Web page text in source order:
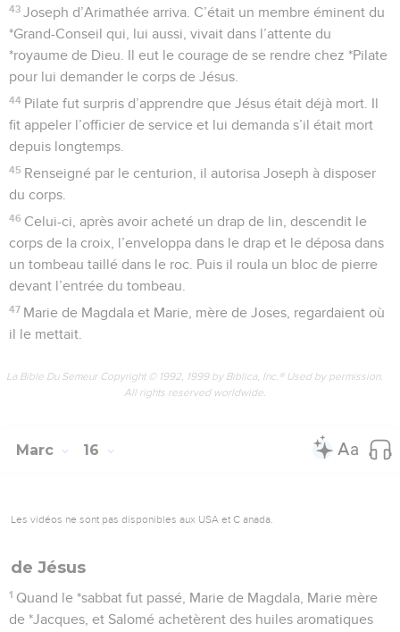
43 Joseph d’Arimathée arriva. C’était un membre éminent du
*Grand-Conseil qui, lui aussi, vivait dans l’attente du
*royaume de Dieu. Il eut le courage de se rendre chez *Pilate
pour lui demander le corps de Jésus.
44 Pilate fut surpris d’apprendre que Jésus était déjà mort. Il
fit appeler l’officier de service et lui demanda s’il était mort
depuis longtemps.
45 Renseigné par le centurion, il autorisa Joseph à disposer
du corps.
46 Celui-ci, après avoir acheté un drap de lin, descendit le
corps de la croix, l’enveloppa dans le drap et le déposa dans
un tombeau taillé dans le roc. Puis il roula un bloc de pierre
devant l’entrée du tombeau.
47 Marie de Magdala et Marie, mère de Joses, regardaient où
il le mettait.
La Bible Du Semeur Copyright © 1992, 1999 by Biblica, Inc.® Used by permission.
All rights reserved worldwide.
Marc 16
Les vidéos ne sont pas disponibles aux USA et C anada.
de Jésus
1 Quand le *sabbat fut passé, Marie de Magdala, Marie mère
de *Jacques, et Salomé achetèrent des huiles aromatiques